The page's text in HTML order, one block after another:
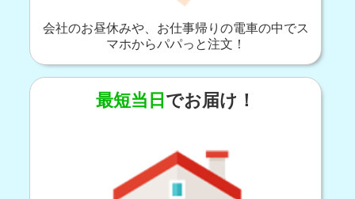
会社のお昼休みや、お仕事帰りの電車の中でス
マホからパパっと注文！
最短当日 でお届け！